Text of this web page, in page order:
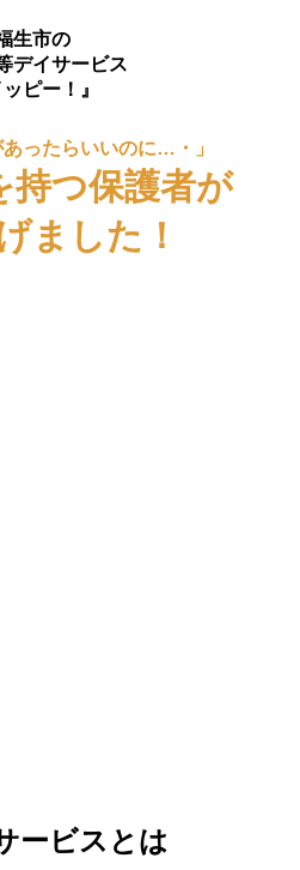
生市の
デイサービス
ッピー！』
あったらいいのに…・」
持つ保護者が
ました！
ービスとは